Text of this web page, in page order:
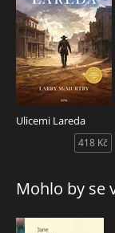
Ulicemi Lareda
418 Kč
Mohlo by se